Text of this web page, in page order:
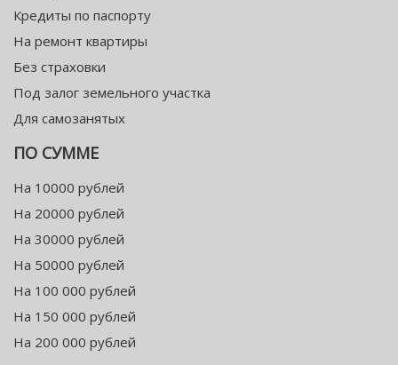
Кредиты по паспорту
На ремонт квартиры
Без страховки
Под залог земельного участка
Для самозанятых
ПО СУММЕ
На 10000 рублей
На 20000 рублей
На 30000 рублей
На 50000 рублей
На 100 000 рублей
На 150 000 рублей
На 200 000 рублей